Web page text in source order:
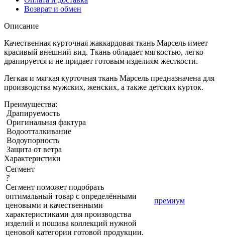
Возврат и обмен
Описание
Качественная курточная жаккардовая ткань Марсель имеет
красивый внешний вид. Ткань обладает мягкостью, легко
драпируется и не придает готовым изделиям жесткости.
Легкая и мягкая курточная ткань Марсель предназначена для
производства мужских, женских, а также детских курток.
Преимущества:
Драпируемость
Оригинальная фактура
Водоотталкивание
Водоупорность
Защита от ветра
Характеристики
Сегмент
?
Сегмент поможет подобрать
оптимальный товар с определёнными
ценовыми и качественными
характеристиками для производства
изделий и пошива коллекций нужной
ценовой категории готовой продукции.
премиум